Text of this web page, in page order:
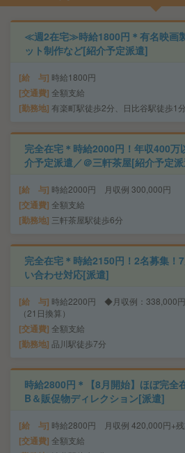
≪週2在宅≫時給1800円＊有名映画
ット制作など[紹介予定派遣]
給 与 時給1800円
交通費 全額支給
勤務地 有楽町駅徒歩2分、日比谷駅徒歩1分
完全在宅＊時給2000円！年収400万
介予定派遣／＠三軒茶屋[紹介予定
給 与 時給2000円 月収例 300,000円
交通費 全額支給
勤務地 三軒茶屋駅徒歩6分
完全在宅＊時給2150円！2名募集！
い合わせ対応[派遣]
給 与 時給2200円 ◆月収例：338,000
（21日換算）
交通費 全額支給
勤務地 品川駅徒歩7分
時給2800円＊【8月開始】ほぼ完全
B＆販促物ディレクション[派遣]
給 与 時給2800円 月収例 420,000円+残
交通費 全額支給